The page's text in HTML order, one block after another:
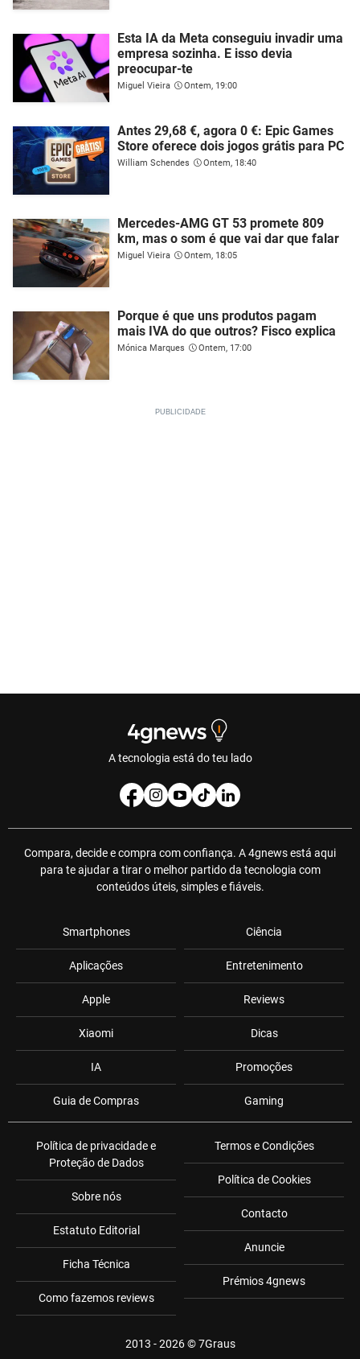
Esta IA da Meta conseguiu invadir uma
empresa sozinha. E isso devia
preocupar-te
Miguel Vieira Ontem, 19:00
Antes 29,68 €, agora 0 €: Epic Games
Store oferece dois jogos grátis para PC
William Schendes Ontem, 18:40
Mercedes-AMG GT 53 promete 809
km, mas o som é que vai dar que falar
Miguel Vieira Ontem, 18:05
Porque é que uns produtos pagam
mais IVA do que outros? Fisco explica
Mónica Marques Ontem, 17:00
A tecnologia está do teu lado
Compara, decide e compra com confiança. A 4gnews está aqui
para te ajudar a tirar o melhor partido da tecnologia com
conteúdos úteis, simples e fiáveis.
Smartphones
Aplicações
Apple
Xiaomi
IA
Guia de Compras
Ciência
Entretenimento
Reviews
Dicas
Promoções
Gaming
Política de privacidade e
Proteção de Dados
Sobre nós
Estatuto Editorial
Ficha Técnica
Como fazemos reviews
Termos e Condições
Política de Cookies
Contacto
Anuncie
Prémios 4gnews
2013 - 2026 ©7Graus